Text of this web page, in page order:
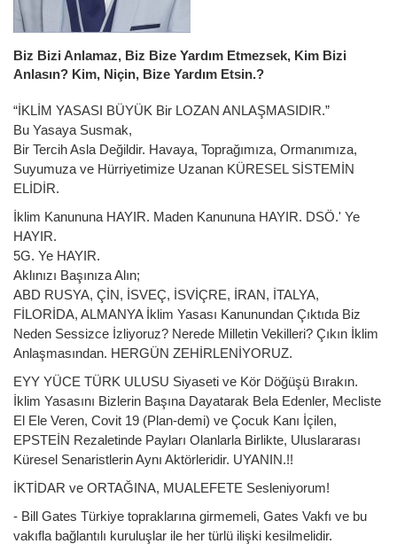
Biz Bizi Anlamaz, Biz Bize Yardım Etmezsek, Kim Bizi
Anlasın? Kim, Niçin, Bize Yardım Etsin.?
“İKLİM YASASI BÜYÜK Bir LOZAN ANLAŞMASIDIR.”
Bu Yasaya Susmak,
Bir Tercih Asla Değildir. Havaya, Toprağımıza, Ormanımıza,
Suyumuza ve Hürriyetimize Uzanan KÜRESEL SİSTEMİN
ELİDİR.
İklim Kanununa HAYIR. Maden Kanununa HAYIR. DSÖ.' Ye
HAYIR.
5G. Ye HAYIR.
Aklınızı Başınıza Alın;
ABD RUSYA, ÇİN, İSVEÇ, İSVİÇRE, İRAN, İTALYA,
FİLORİDA, ALMANYA İklim Yasası Kanunundan Çıktıda Biz
Neden Sessizce İzliyoruz? Nerede Milletin Vekilleri? Çıkın İklim
Anlaşmasından. HERGÜN ZEHİRLENİYORUZ.
EYY YÜCE TÜRK ULUSU Siyaseti ve Kör Döğüşü Bırakın.
İklim Yasasını Bizlerin Başına Dayatarak Bela Edenler, Mecliste
El Ele Veren, Covit 19 (Plan-demi) ve Çocuk Kanı İçilen,
EPSTEİN Rezaletinde Payları Olanlarla Birlikte, Uluslararası
Küresel Senaristlerin Aynı Aktörleridir. UYANIN.!!
İKTİDAR ve ORTAĞINA, MUALEFETE Sesleniyorum!
- Bill Gates Türkiye topraklarına girmemeli, Gates Vakfı ve bu
vakıfla bağlantılı kuruluşlar ile her türlü ilişki kesilmelidir.